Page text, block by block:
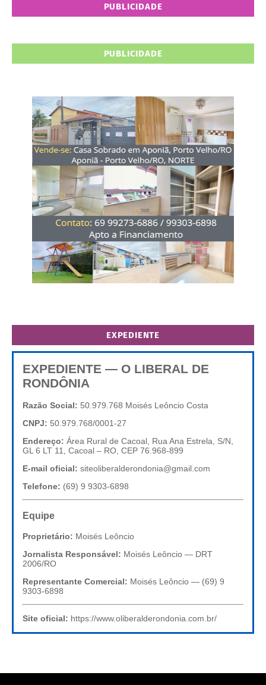
PUBLICIDADE
PUBLICIDADE
EXPEDIENTE
EXPEDIENTE — O LIBERAL DE
RONDÔNIA
Razão Social: 50.979.768 Moisés Leôncio Costa
CNPJ: 50.979.768/0001-27
Endereço: Área Rural de Cacoal, Rua Ana Estrela, S/N,
GL 6 LT 11, Cacoal – RO, CEP 76.968-899
E-mail oficial: siteoliberalderondonia@gmail.com
Telefone: (69) 9 9303-6898
Equipe
Proprietário: Moisés Leôncio
Jornalista Responsável: Moisés Leôncio — DRT
2006/RO
Representante Comercial: Moisés Leôncio — (69) 9
9303-6898
Site oficial: https://www.oliberalderondonia.com.br/